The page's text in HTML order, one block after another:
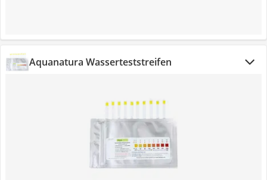
Aquanatura Wasserteststreifen